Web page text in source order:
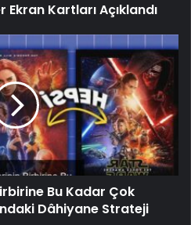
Kartları Açıklandı
Bu Kadar Çok
Dâhiyane Strateji